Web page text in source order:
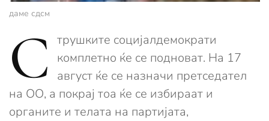
даме сдсм
С трушките социјалдемократи
комплетно ќе се подноват. На 17
август ќе се назначи претседател
на ОО, а покрај тоа ќе се избираат и
органите и телата на партијата,